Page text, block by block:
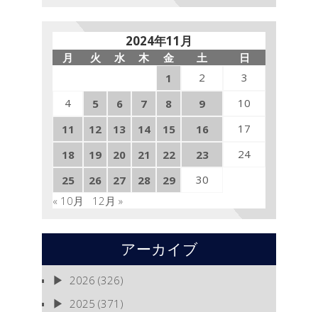
敏
明
チ
ャ
ル」
は
2024年11月
月 火 水 木 金 土
日
1
2
3
4
5 6 7 8 9
10
11
12 13 14 15 16
17
18
19 20 21 22 23
24
25
26 27 28 29
30
« 10月
12月 »
アーカイブ
2026 (326)
2025 (371)